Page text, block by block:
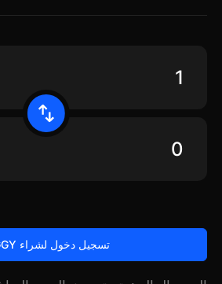
تسجيل دخول لشراء PIGGY